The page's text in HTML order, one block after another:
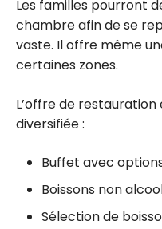
Les familles pourront
chambre afin de se
vaste. Il offre même
certaines zones.
L’offre de
diversifiée :
Buffet avec
Boissons non
Sélection de